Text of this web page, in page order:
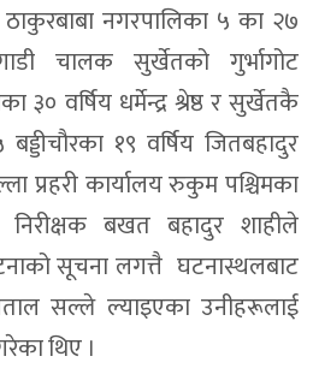
ठाकुरबाबा नगरपालिका ५ का २७
चालक सुर्खेतको गुर्भागोट
वर्षिय धर्मेन्द्र श्रेष्ठ र सुर्खेतकै
१९ वर्षिय जितबहादुर
प्रहरी कार्यालय रुकुम पश्चिमका
निरीक्षक बखत बहादुर शाहीले
सूचना लगत्तै घटनास्थलबाट
सल्ले ल्याइएका उनीहरूलाई
थिए ।